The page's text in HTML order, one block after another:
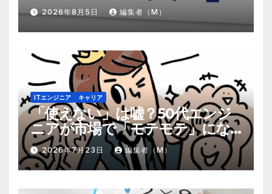
2026年8月5日 編集者（M）
ITエンジニア キャリア
「使えない」は嘘？50代エンジ
ニアが市場で「モテモテ」にな
るための8個の強み
2026年7月23日 編集者（M）